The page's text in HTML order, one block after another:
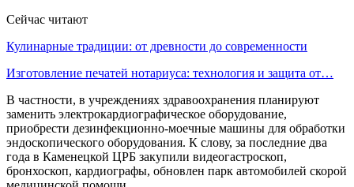
Сейчас читают
Кулинарные традиции: от древности до современности
Изготовление печатей нотариуса: технология и защита от…
В частности, в учреждениях здравоохранения планируют
заменить электрокардиографическое оборудование,
приобрести дезинфекционно-моечные машины для обработки
эндоскопического оборудования. К слову, за последние два
года в Каменецкой ЦРБ закупили видеогастроскоп,
бронхоскоп, кардиографы, обновлен парк автомобилей скорой